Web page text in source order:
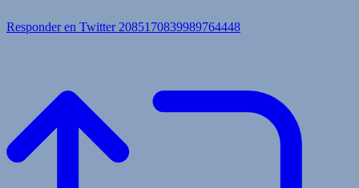
Responder en Twitter 2085170839989764448